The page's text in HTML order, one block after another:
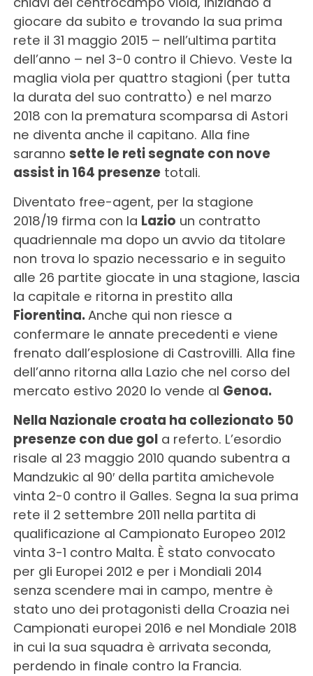
giocare da subito e trovando la sua prima
rete il 31 maggio 2015 – nell’ultima partita
dell’anno – nel 3-0 contro il Chievo. Veste la
maglia viola per quattro stagioni (per tutta
la durata del suo contratto) e nel marzo
2018 con la prematura scomparsa di Astori
ne diventa anche il capitano. Alla fine
saranno sette le reti segnate con nove
assist in 164 presenzetotali.
Diventato free-agent, per la stagione
2018/19 firma con la Lazio un contratto
quadriennale ma dopo un avvio da titolare
non trova lo spazio necessario e in seguito
alle 26 partite giocate in una stagione, lascia
la capitale e ritorna in prestito alla
Fiorentina. Anche qui non riesce a
confermare le annate precedenti e viene
frenato dall’esplosione di Castrovilli. Alla fine
dell’anno ritorna alla Lazio che nel corso del
mercato estivo 2020 lo vende al Genoa.
Nella Nazionale croata ha collezionato 50
presenze con due gola referto. L’esordio
risale al 23 maggio 2010 quando subentra a
Mandzukic al 90′ della partita amichevole
vinta 2-0 contro il Galles. Segna la sua prima
rete il 2 settembre 2011 nella partita di
qualificazione al Campionato Europeo 2012
vinta 3-1 contro Malta. È stato convocato
per gli Europei 2012 e per i Mondiali 2014
senza scendere mai in campo, mentre è
stato uno dei protagonisti della Croazia nei
Campionati europei 2016 e nel Mondiale 2018
in cui la sua squadra è arrivata seconda,
perdendo in finale contro la Francia.